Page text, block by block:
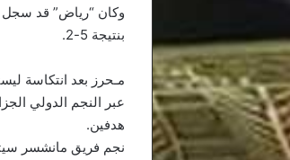
وكان “رياض” قد سجل
بنتيجة 5-2.
مـحرز بعد انتكاسة
عبر النجم الدولي
هدفين.
نجم فريق مانشسر